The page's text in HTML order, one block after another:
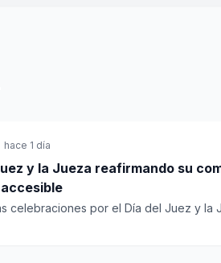
hace 1 día
y la Jueza reafirmando su
celebraciones por el Día del Juez y la